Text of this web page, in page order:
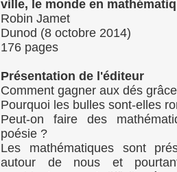
ville, le monde en
Robin Jamet
Dunod (8 octobre 2014)
176 pages
Présentation de l'éditeur
Comment gagner aux dés
Pourquoi les bulles sont-elles
Peut-on faire des
poésie ?
Les mathématiques sont
autour de nous et